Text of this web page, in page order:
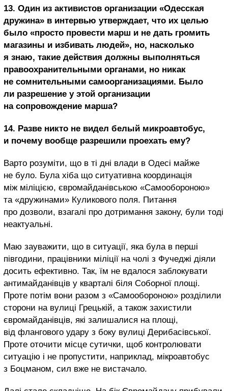
13. Один из активистов организации «Одесская
дружина» в интервью утверждает, что их целью
было «просто провести марш и не дать громить
магазины и избивать людей», но, насколько
я знаю, такие действия должны выполняться
правоохранительными органами, но никак
не сомнительными самоорганизациями. Было
ли разрешение у этой организации
на сопровождение марша?
14. Разве никто не видел белый микроавтобус,
и почему вообще разрешили проехать ему?
Варто розуміти, що в ті дні влади в Одесі майже
не було. Була хіба що ситуативна координація
між міліцією, євромайданівською «Самообороною»
та «дружинами» Куликового поля. Питання
про дозволи, взагалі про дотримання закону, були тоді
неактуальні.
Маю зауважити, що в ситуації, яка була в перші
півгодини, працівники міліції на чолі з Фучеджі діяли
досить ефективно. Так, їм не вдалося заблокувати
антимайданівців у кварталі біля Соборної площі.
Проте потім вони разом з «Самообороною» розділили
сторони на вулиці Грецькій, а також захистили
євромайданівців, які залишалися на площі,
від флангового удару з боку вулиці Дерибасівської.
Проте оточити місце сутички, щоб контролювати
ситуацію і не пропустити, наприклад, мікроавтобус
з Боцманом, сил вже не вистачало.